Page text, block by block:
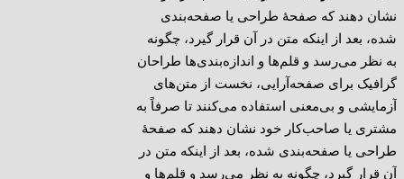
نشان دهند که صفحهٔ طراحی یا صفحه‌بندی
شده، بعد از اینکه متن در آن قرار گیرد، چگونه
به نظر می‌رسد و قلم‌ها و اندازه‌بندی‌ها طراحان
گرافیک برای صفحه‌آرایی، نخست از متن‌های
آزمایشی و بی‌معنی استفاده می‌کنند تا صرفاً به
مشتری یا صاحب‌کار خود نشان دهند که صفحهٔ
طراحی یا صفحه‌بندی شده، بعد از اینکه متن در
آن قرار گیرد، چگونه به نظر می‌رسد و قلم‌ها و